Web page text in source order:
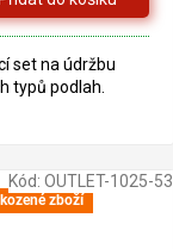
set na údržbu
typů podlah.
zboží
Kód: OUTLET-1025-53